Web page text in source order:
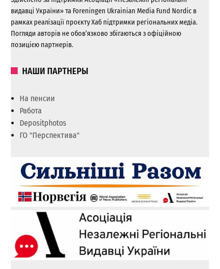
видавці України» та Foreningen Ukrainian Media Fund Nordic в
рамках реалізації проєкту Хаб підтримки регіональних медіа.
Погляди авторів не обов’язково збігаються з офіційною
позицією партнерів.
НАШИ ПАРТНЕРЫ
На пенсии
Работа
Depositphotos
ГО "Перспектива"